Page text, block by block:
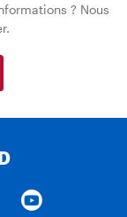
? Nous